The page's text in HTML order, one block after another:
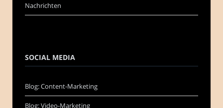
Nachrichten
SOCIAL MEDIA
Blog: Content-Marketing
Blog: Video-Marketing